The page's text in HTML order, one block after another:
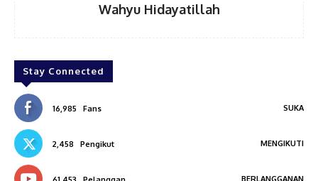
Wahyu Hidayatillah
Stay Connected
16,985 Fans SUKA
2,458 Pengikut MENGIKUTI
BERLANGGANAN